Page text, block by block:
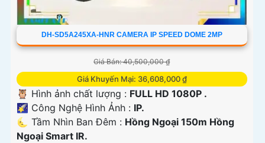
DH-SD5A245XA-HNR CAMERA IP SPEED DOME 2MP
Giá Bán: 40,500,000 ₫
Giá Khuyến Mại: 36,608,000 ₫
🦉 Hình ảnh chất lượng : FULL HD 1080P .
🌠 Công Nghệ Hình Ảnh : IP.
🌜 Tầm Nhìn Ban Đêm : Hồng Ngoại 150m Hồng
Ngoại Smart IR.